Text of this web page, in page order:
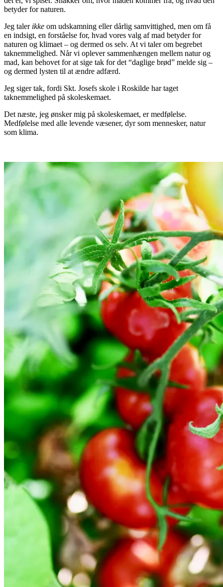
betyder for naturen.
Jeg taler ikke om udskamning eller dårlig samvittighed, men om få
en indsigt, en forståelse for, hvad vores valg af mad betyder for
naturen og klimaet – og dermed os selv. At vi taler om begrebet
taknemmelighed. Når vi oplever sammenhængen mellem natur og
mad, kan behovet for at sige tak for det “daglige brød” melde sig –
og dermed lysten til at ændre adfærd.
Jeg siger tak, fordi Skt. Josefs skole i Roskilde har taget
taknemmelighed på skoleskemaet.
Det næste, jeg ønsker mig på skoleskemaet, er medfølelse.
Medfølelse med alle levende væsener, dyr som mennesker, natur
som klima.